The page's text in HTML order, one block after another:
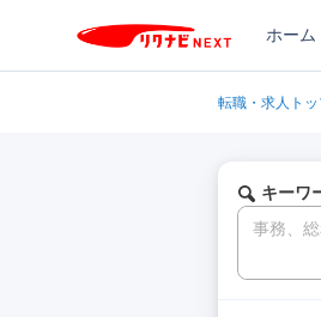
ホーム
転職・求人ト
キーワ